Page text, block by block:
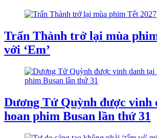
Trấn Thành trở lại mùa
với ‘Em’
Dương Tử Quỳnh được vinh
hoan phim Busan lần thứ 31